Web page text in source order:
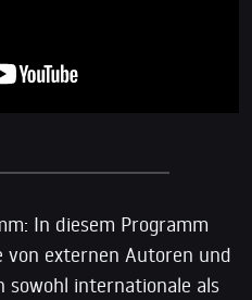
In diesem Programm
externen Autoren und
sowohl internationale als